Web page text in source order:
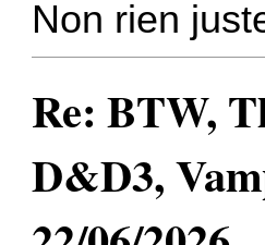
Non rien
Re: BTW,
D&D3,